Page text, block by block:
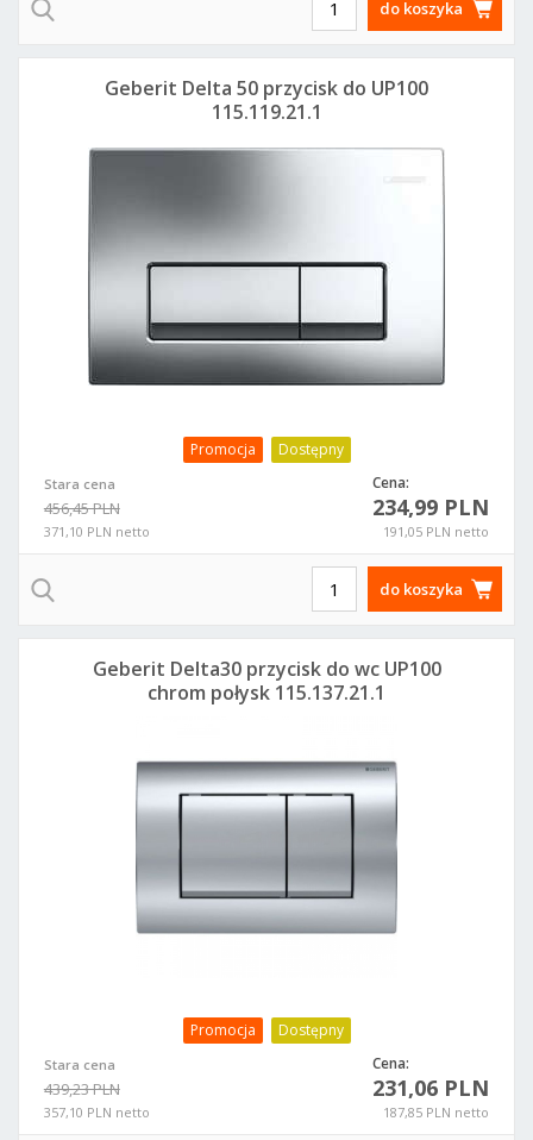
do koszyka
Promocja Dostępny
Stara cena
456,45 PLN
371,10 PLN netto
Cena:
234,99 PLN
191,05 PLN netto
Geberit Delta 50 przycisk do UP100
115.119.21.1
do koszyka
Promocja Dostępny
Stara cena
439,23 PLN
357,10 PLN netto
Cena:
231,06 PLN
187,85 PLN netto
Geberit Delta30 przycisk do wc UP100
chrom połysk 115.137.21.1